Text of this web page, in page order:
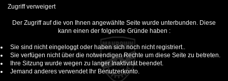
Zugriff verweigert
Der Zugriff auf die von Ihnen angewählte Seite wurde unterbunden. Diese
kann einen der folgende Gründe haben :
Sie sind nicht eingeloggt oder haben sich noch nicht registriert..
Sie verfügen nicht über die notwendigen Rechte um diese Seite zu betreten.
Ihre Sitzung wurde wegen zu langer Inaktivität beendet.
Jemand anderes verwendet Ihr Benutzerkonto.